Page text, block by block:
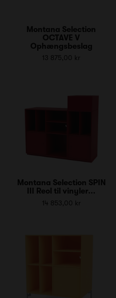
Montana Selection
OCTAVE V
Ophængsbeslag
13 875,00 kr
Montana Selection SPIN
III Reol til vinyler...
14 853,00 kr